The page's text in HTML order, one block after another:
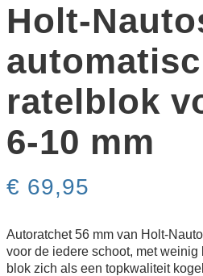
Holt-
ratelblok
6-10 mm
€ 69,95
Autoratchet 56 mm van Holt-
voor de iedere schoot, met
blok zich als een topkwaliteit